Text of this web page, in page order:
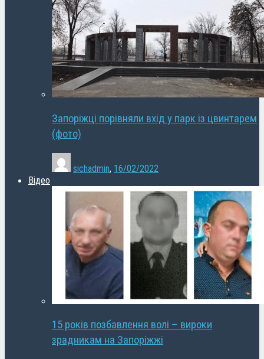
Запоріжці порівняли вхід у парк із цвинтарем
(фото)
sichadmin, 16/02/2022
Відео
15 років позбавлення волі – вироки
зрадникам на Запоріжжі